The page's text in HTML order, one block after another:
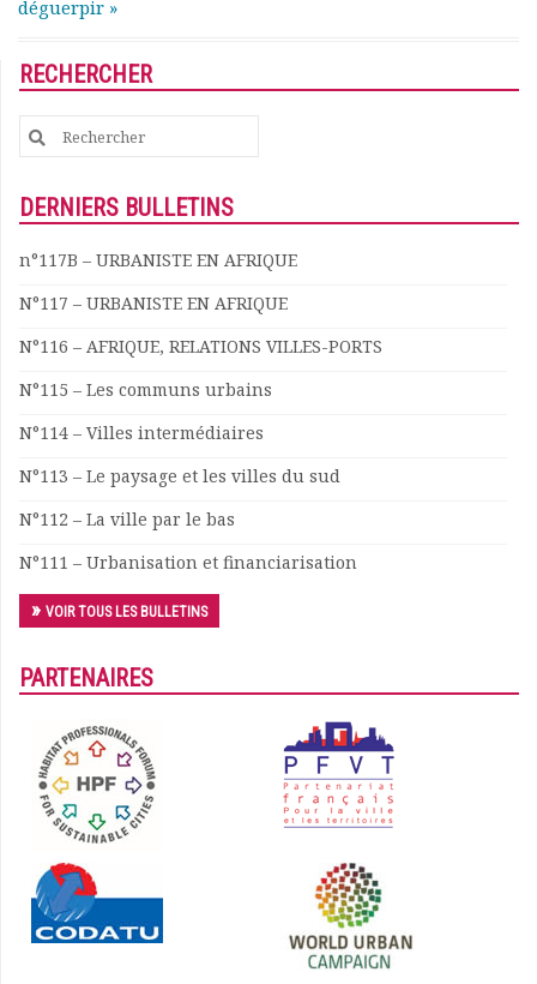
Documents
Annuaire
Offres d’emploi
Forum
Nous contacter
déguerpir »
RECHERCHER
Search
for:
DERNIERS BULLETINS
n°117B – URBANISTE EN AFRIQUE
N°117 – URBANISTE EN AFRIQUE
N°116 – AFRIQUE, RELATIONS VILLES-PORTS
N°115 – Les communs urbains
N°114 – Villes intermédiaires
N°113 – Le paysage et les villes du sud
N°112 – La ville par le bas
N°111 – Urbanisation et financiarisation
VOIR TOUS LES BULLETINS
PARTENAIRES